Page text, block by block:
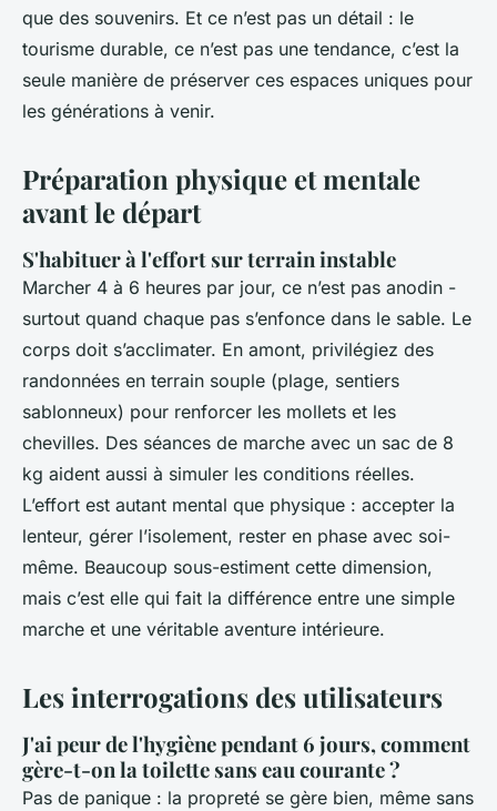
que des souvenirs. Et ce n’est pas un détail : le
tourisme durable, ce n’est pas une tendance, c’est la
seule manière de préserver ces espaces uniques pour
les générations à venir.
Préparation physique et mentale
avant le départ
S'habituer à l'effort sur terrain instable
Marcher 4 à 6 heures par jour, ce n’est pas anodin -
surtout quand chaque pas s’enfonce dans le sable. Le
corps doit s’acclimater. En amont, privilégiez des
randonnées en terrain souple (plage, sentiers
sablonneux) pour renforcer les mollets et les
chevilles. Des séances de marche avec un sac de 8
kg aident aussi à simuler les conditions réelles.
L’effort est autant mental que physique : accepter la
lenteur, gérer l’isolement, rester en phase avec soi-
même. Beaucoup sous-estiment cette dimension,
mais c’est elle qui fait la différence entre une simple
marche et une véritable aventure intérieure.
Les interrogations des utilisateurs
J'ai peur de l'hygiène pendant 6 jours, comment
gère-t-on la toilette sans eau courante ?
Pas de panique : la propreté se gère bien, même sans